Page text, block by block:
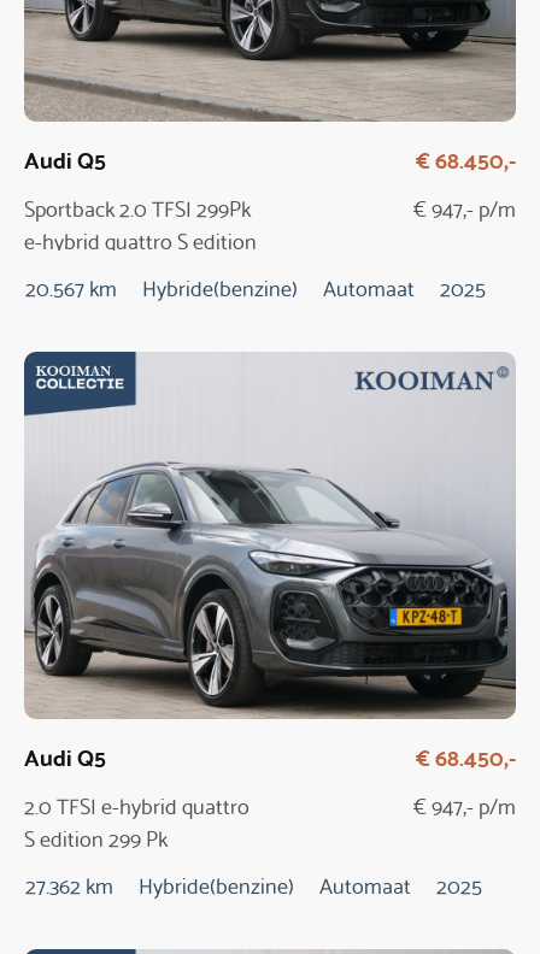
Audi Q5
Sportback 2.0 TFSI 299Pk
e-hybrid quattro S edition
€ 68.450,-
€ 947,- p/m
20.567 km Hybride(benzine) Automaat 2025
Audi Q5
2.0 TFSI e-hybrid quattro
S edition 299 Pk
Automaat / NIEUW
MODEL
€ 68.450,-
€ 947,- p/m
27.362 km Hybride(benzine) Automaat 2025